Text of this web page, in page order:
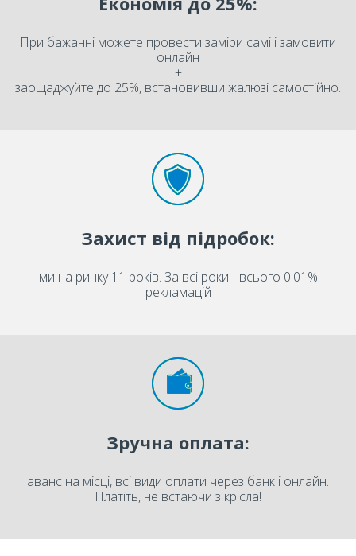
При бажанні можете провести заміри самі і замовити
онлайн
+
заощаджуйте до 25%, встановивши жалюзі самостійно.
Захист від підробок:
ми на ринку 11 років. За всі роки - всього 0.01%
рекламацій
Зручна оплата:
аванс на місці, всі види оплати через банк і онлайн.
Платіть, не встаючи з крісла!